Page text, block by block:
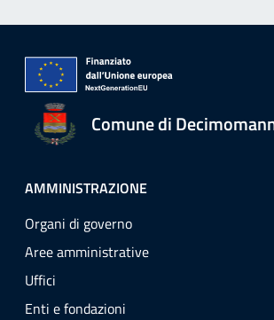
Comune di
AMMINISTRAZIONE
Organi di governo
Aree amministrative
Uffici
Enti e fondazioni